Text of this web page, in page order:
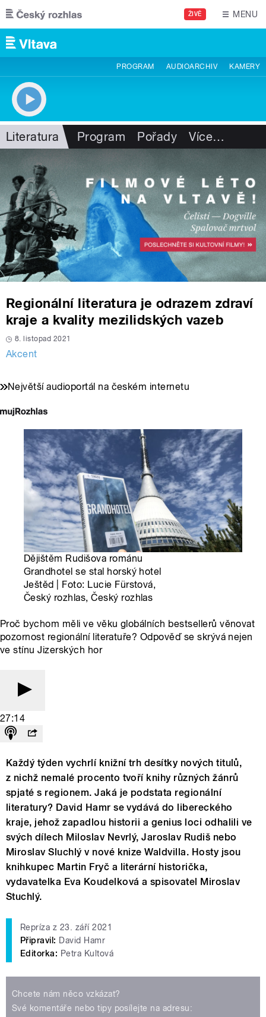
Přejít k hlavnímu obsahu
ŽIVĚ MENU
PROGRAM AUDIOARCHIV KAMERY
Literatura Program Pořady Více…
Regionální literatura je odrazem zdraví
kraje a kvality mezilidských vazeb
8. listopad 2021
Akcent
Největší audioportál na českém internetu
Dějištěm Rudišova románu
Grandhotel se stal horský hotel
Ještěd | Foto: Lucie Fürstová,
Český rozhlas, Český rozhlas
Proč bychom měli ve věku globálních bestsellerů věnovat
pozornost regionální literatuře? Odpověď se skrývá nejen
ve stínu Jizerských hor
27:14
Každý týden vychrlí knižní trh desítky nových titulů,
z nichž nemalé procento tvoří knihy různých žánrů
spjaté s regionem. Jaká je podstata regionální
literatury? David Hamr se vydává do libereckého
kraje, jehož zapadlou historii a genius loci odhalili ve
svých dílech Miloslav Nevrlý, Jaroslav Rudiš nebo
Miroslav Sluchlý v nové knize Waldvilla. Hosty jsou
knihkupec Martin Fryč a literární historička,
vydavatelka Eva Koudelková a spisovatel Miroslav
Stuchlý.
Repríza z 23. září 2021
Připravil: David Hamr
Editorka: Petra Kultová
Chcete nám něco vzkázat?
Své komentáře nebo tipy posílejte na adresu: